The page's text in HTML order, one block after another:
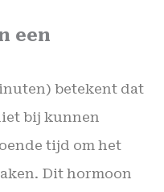
een
betekent dat
bij kunnen
tijd om het
Dit hormoon